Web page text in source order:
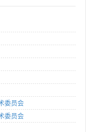
委员会
委员会